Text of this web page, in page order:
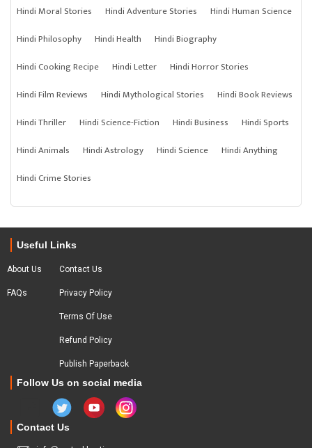
Hindi Moral Stories
Hindi Adventure Stories
Hindi Human Science
Hindi Philosophy
Hindi Health
Hindi Biography
Hindi Cooking Recipe
Hindi Letter
Hindi Horror Stories
Hindi Film Reviews
Hindi Mythological Stories
Hindi Book Reviews
Hindi Thriller
Hindi Science-Fiction Hindi Business
Hindi Sports
Hindi Animals
Hindi Astrology Hindi Science
Hindi Anything
Hindi Crime Stories
Useful Links
About Us
FAQs
Contact Us
Privacy Policy
Terms Of Use
Refund Policy
Publish Paperback
Follow Us on social media
Contact Us